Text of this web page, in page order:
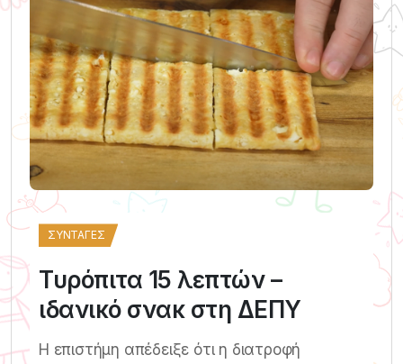
ΣΥΝΤΑΓΈΣ
Τυρόπιτα 15 λεπτών –
ιδανικό σνακ στη ΔΕΠΥ
Η επιστήμη απέδειξε ότι η διατροφή